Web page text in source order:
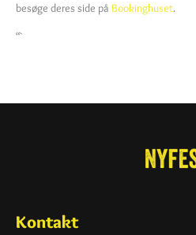
besøge deres side på Bookinghuset.
“`
Kontakt